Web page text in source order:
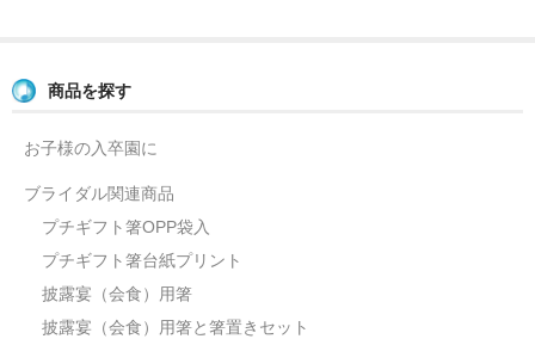
商品を探す
お子様の入卒園に
ブライダル関連商品
プチギフト箸OPP袋入
プチギフト箸台紙プリント
披露宴（会食）用箸
披露宴（会食）用箸と箸置きセット